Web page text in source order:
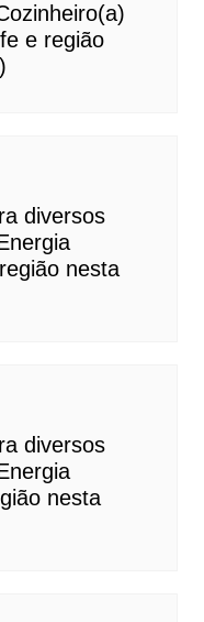
e região
diversos
nesta
diversos
nesta